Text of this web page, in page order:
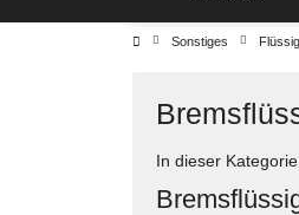
Sonstiges
In dieser